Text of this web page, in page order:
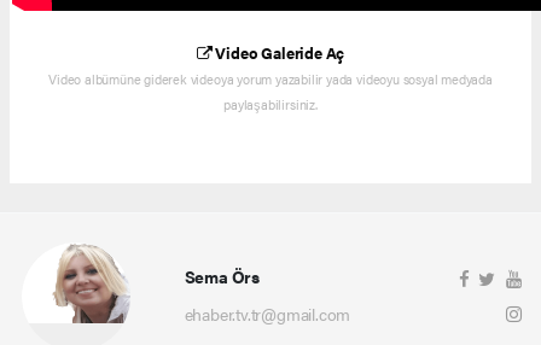
Video Galeride Aç
Video albümüne giderek videoya yorum yazabilir yada videoyu sosyal medyada
paylaşabilirsiniz.
Sema Örs
ehaber.tv.tr@gmail.com